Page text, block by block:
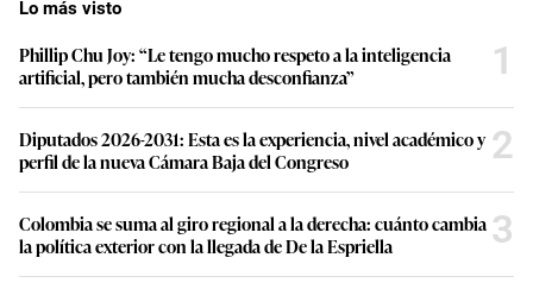
Lo más visto
Phillip Chu Joy: “Le tengo mucho respeto a la inteligencia
artificial, pero también mucha desconfianza”
1
Diputados 2026-2031: Esta es la experiencia, nivel académico y
perfil de la nueva Cámara Baja del Congreso
2
Colombia se suma al giro regional a la derecha: cuánto cambia
la política exterior con la llegada de De la Espriella
3